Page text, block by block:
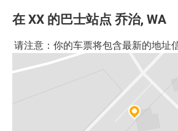
在 XX 的巴士站点 乔治, WA
请注意：你的车票将包含最新的地址